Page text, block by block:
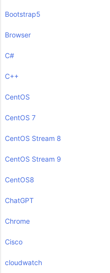
Bootstrap5
Browser
C#
C++
CentOS
CentOS 7
CentOS Stream 8
CentOS Stream 9
CentOS8
ChatGPT
Chrome
Cisco
cloudwatch